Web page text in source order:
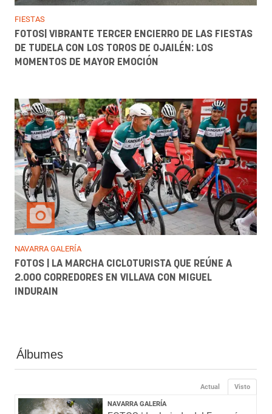
FIESTAS
FOTOS| VIBRANTE TERCER ENCIERRO DE LAS FIESTAS
DE TUDELA CON LOS TOROS DE OJAILÉN: LOS
MOMENTOS DE MAYOR EMOCIÓN
NAVARRA GALERÍA
FOTOS | LA MARCHA CICLOTURISTA QUE REÚNE A
2.000 CORREDORES EN VILLAVA CON MIGUEL
INDURAIN
Álbumes
Visto
Actual
NAVARRA GALERÍA